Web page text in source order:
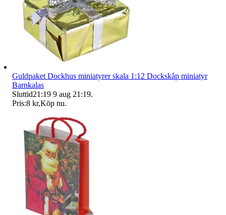
Guldpaket Dockhus miniatyrer skala 1:12 Dockskåp miniatyr
Barnkalas
Sluttid21:19 9 aug 21:19.
Pris:8 kr,Köp nu.